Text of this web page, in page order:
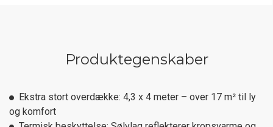
Produktegenskaber
Ekstra stort overdække: 4,3 x 4 meter – over 17 m² til ly
og komfort